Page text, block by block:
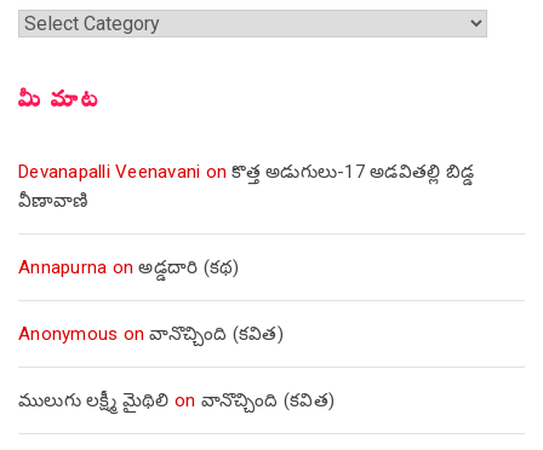
శీర్షికలు
మీ మాట
Devanapalli Veenavani onకొత్త అడుగులు-17 అడవితల్లి బిడ్డ
వీణావాణి
Annapurna onఅడ్డదారి (కథ)
Anonymous onవానొచ్చింది (కవిత)
ములుగు లక్ష్మీ మైథిలి on వానొచ్చింది (కవిత)